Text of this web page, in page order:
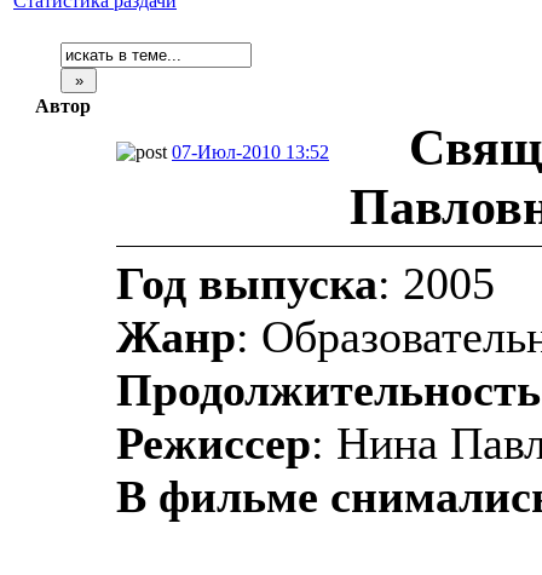
Автор
07-Июл-2010 13:52
Год выпуска: 2005
Жанр:
Продолжительность
Режиссер: Нина
В фильме